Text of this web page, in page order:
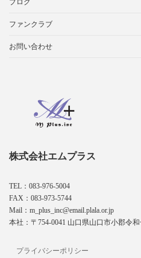
ブログ
ファンクラブ
お問い合わせ
株式会社エムプラス
TEL：083-976-5004
FAX：083-973-5744
Mail：m_plus_inc@email.plala.or.jp
本社：〒754-0041 山口県山口市小郡令
プライバシーポリシー